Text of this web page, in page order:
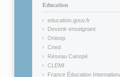
Éducation
education.gouv.fr
(link is external)
Devenir enseignant
(link is external)
Onisep
(link is external)
Cned
(link is external)
Réseau Canopé
(link is external)
CLEMI
(link is external)
France Éducation